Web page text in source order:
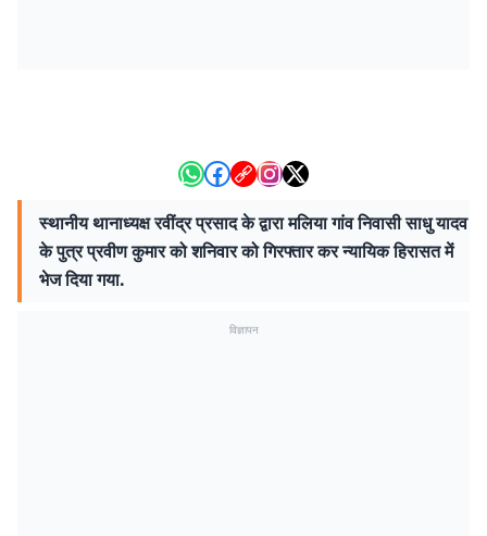
स्थानीय थानाध्यक्ष रवींद्र प्रसाद के द्वारा मलिया गांव निवासी साधु यादव
के पुत्र प्रवीण कुमार को शनिवार को गिरफ्तार कर न्यायिक हिरासत में
भेज दिया गया.
विज्ञापन